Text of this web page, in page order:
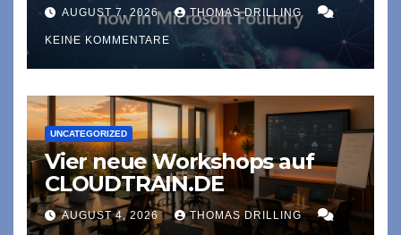
AUGUST 7, 2026 THOMAS DRILLING
KEINE KOMMENTARE
UNCATEGORIZED
Vier neue Workshops auf
CLOUDTRAIN.DE
AUGUST 4, 2026 THOMAS DRILLING